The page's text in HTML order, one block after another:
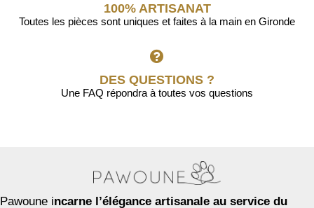
100% ARTISANAT
Toutes les pièces sont uniques et faites à la main en Gironde
DES QUESTIONS ?
Une FAQ répondra à toutes vos questions
Pawoune incarne l’élégance artisanale au service du